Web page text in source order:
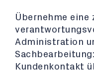
Übernehme eine
Administration
Kundenkontakt